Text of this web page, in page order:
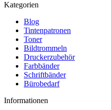
Kategorien
Blog
Tintenpatronen
Toner
Bildtrommeln
Druckerzubehör
Farbbänder
Schriftbänder
Bürobedarf
Informationen